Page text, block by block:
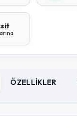
ÖZELLIKLER